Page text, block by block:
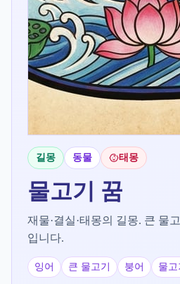
길몽 동물 태몽
물고기 꿈
재물·결실·태몽의 길몽. 큰 물
입니다.
잉어 큰 물고기 붕어 물